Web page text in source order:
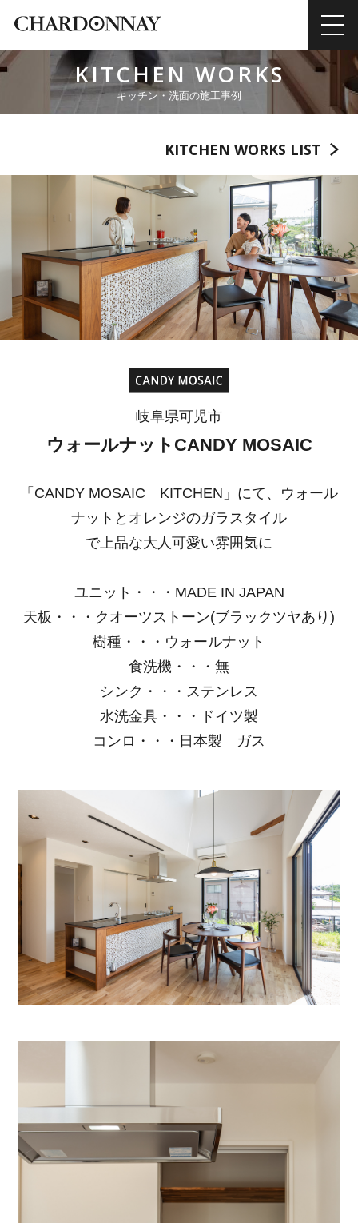
KITCHEN WORKS
キッチン・洗面の施工事例
KITCHEN WORKS LIST
岐阜県可児市
ウォールナットCANDY MOSAIC
「CANDY MOSAIC KITCHEN」にて、ウォール
ナットとオレンジのガラスタイル
で上品な大人可愛い雰囲気に
ユニット・・・MADE IN JAPAN
天板・・・クオーツストーン(ブラックツヤあり)
樹種・・・ウォールナット
食洗機・・・無
シンク・・・ステンレス
水洗金具・・・ドイツ製
コンロ・・・日本製 ガス